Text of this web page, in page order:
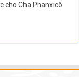
cho Cha Phanxicô